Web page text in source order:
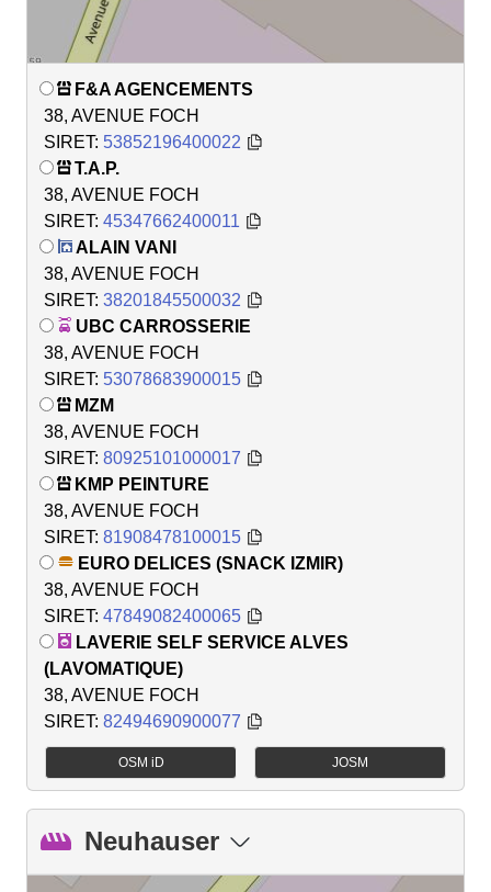
F&A AGENCEMENTS
38, AVENUE FOCH
SIRET: 53852196400022
T.A.P.
38, AVENUE FOCH
SIRET: 45347662400011
ALAIN VANI
38, AVENUE FOCH
SIRET: 38201845500032
UBC CARROSSERIE
38, AVENUE FOCH
SIRET: 53078683900015
MZM
38, AVENUE FOCH
SIRET: 80925101000017
KMP PEINTURE
38, AVENUE FOCH
SIRET: 81908478100015
EURO DELICES (SNACK IZMIR)
38, AVENUE FOCH
SIRET: 47849082400065
LAVERIE SELF SERVICE ALVES
(LAVOMATIQUE)
38, AVENUE FOCH
SIRET: 82494690900077
OSM iD JOSM
Neuhauser